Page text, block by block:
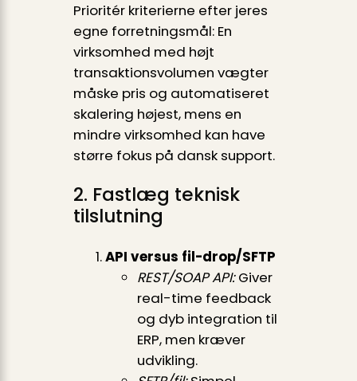
Prioritér kriterierne efter jeres
egne forretningsmål: En
virksomhed med højt
transaktionsvolumen vægter
måske pris og automatiseret
skalering højest, mens en
mindre virksomhed kan have
større fokus på dansk support.
2. Fastlæg teknisk
tilslutning
API versus fil-drop/SFTP
REST/SOAP API:Giver
real-time feedback
og dyb integration til
ERP, men kræver
udvikling.